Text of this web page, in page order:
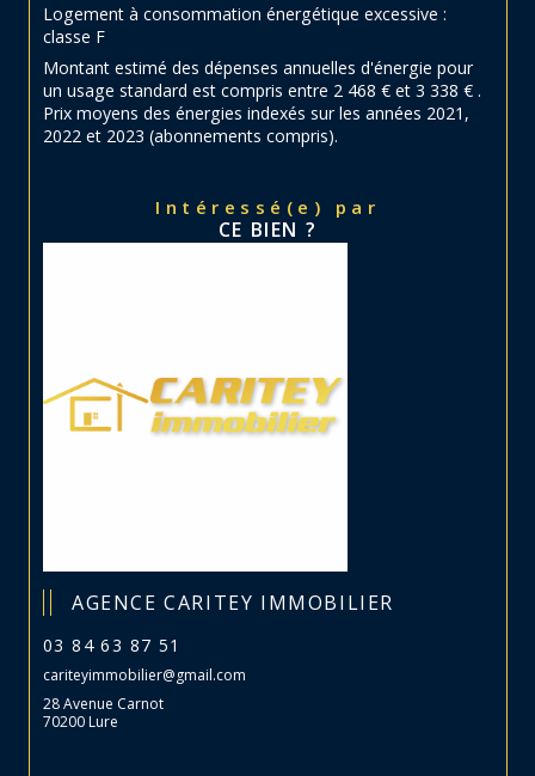
Logement à consommation énergétique excessive :
classe F
Montant estimé des dépenses annuelles d'énergie pour
un usage standard est compris entre 2 468 € et 3 338 € .
Prix moyens des énergies indexés sur les années 2021,
2022 et 2023 (abonnements compris).
Intéressé(e) par
CE BIEN ?
AGENCE CARITEY IMMOBILIER
03 84 63 87 51
cariteyimmobilier@gmail.com
28 Avenue Carnot
70200 Lure